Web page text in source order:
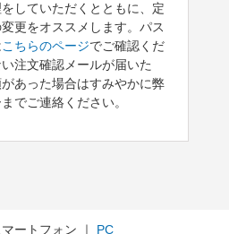
していただくとともに、定
更をオススメします。パス
こちらのページでご確認くだ
注文確認メールが届いた
あった場合はすみやかに弊
でご連絡ください。
ートフォン ｜ PC